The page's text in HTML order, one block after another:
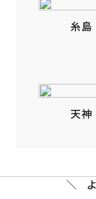
糸島
天神